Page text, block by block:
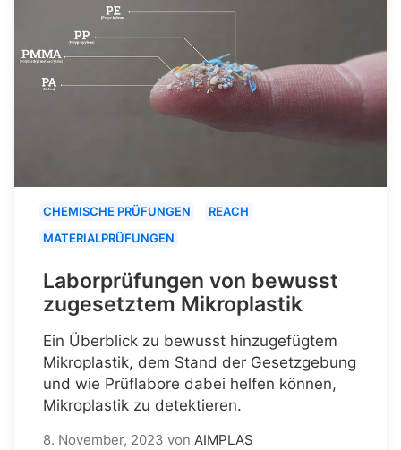
CHEMISCHE PRÜFUNGEN
REACH
MATERIALPRÜFUNGEN
Laborprüfungen von bewusst
zugesetztem Mikroplastik
Ein Überblick zu bewusst hinzugefügtem
Mikroplastik, dem Stand der Gesetzgebung
und wie Prüflabore dabei helfen können,
Mikroplastik zu detektieren.
8. November, 2023 von AIMPLAS